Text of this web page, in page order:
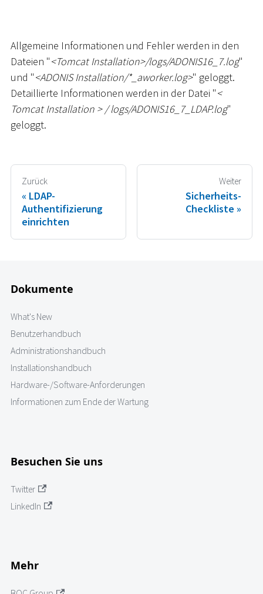
Allgemeine Informationen und Fehler werden in den
Dateien "<Tomcat Installation>/logs/ADONIS16_7.log"
und "<ADONIS Installation/*_ aworker.log>" geloggt.
Detaillierte Informationen werden in der Datei "<
Tomcat Installation >/ logs/ADONIS16_7_ LDAP.log"
geloggt.
Zurück
LDAP-
Authentifizierung
einrichten
Weiter
Sicherheits-
Checkliste
Dokumente
What's New
Benutzerhandbuch
Administrationshandbuch
Installationshandbuch
Hardware-/Software-Anforderungen
Informationen zum Ende der Wartung
Besuchen Sie uns
Twitter
LinkedIn
Mehr